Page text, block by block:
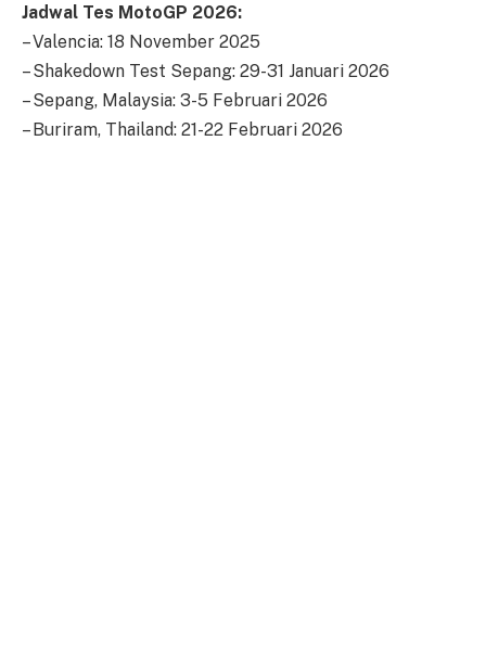
Jadwal Tes MotoGP 2026:
– Valencia: 18 November 2025
– Shakedown Test Sepang: 29-31 Januari 2026
– Sepang, Malaysia: 3-5 Februari 2026
– Buriram, Thailand: 21-22 Februari 2026